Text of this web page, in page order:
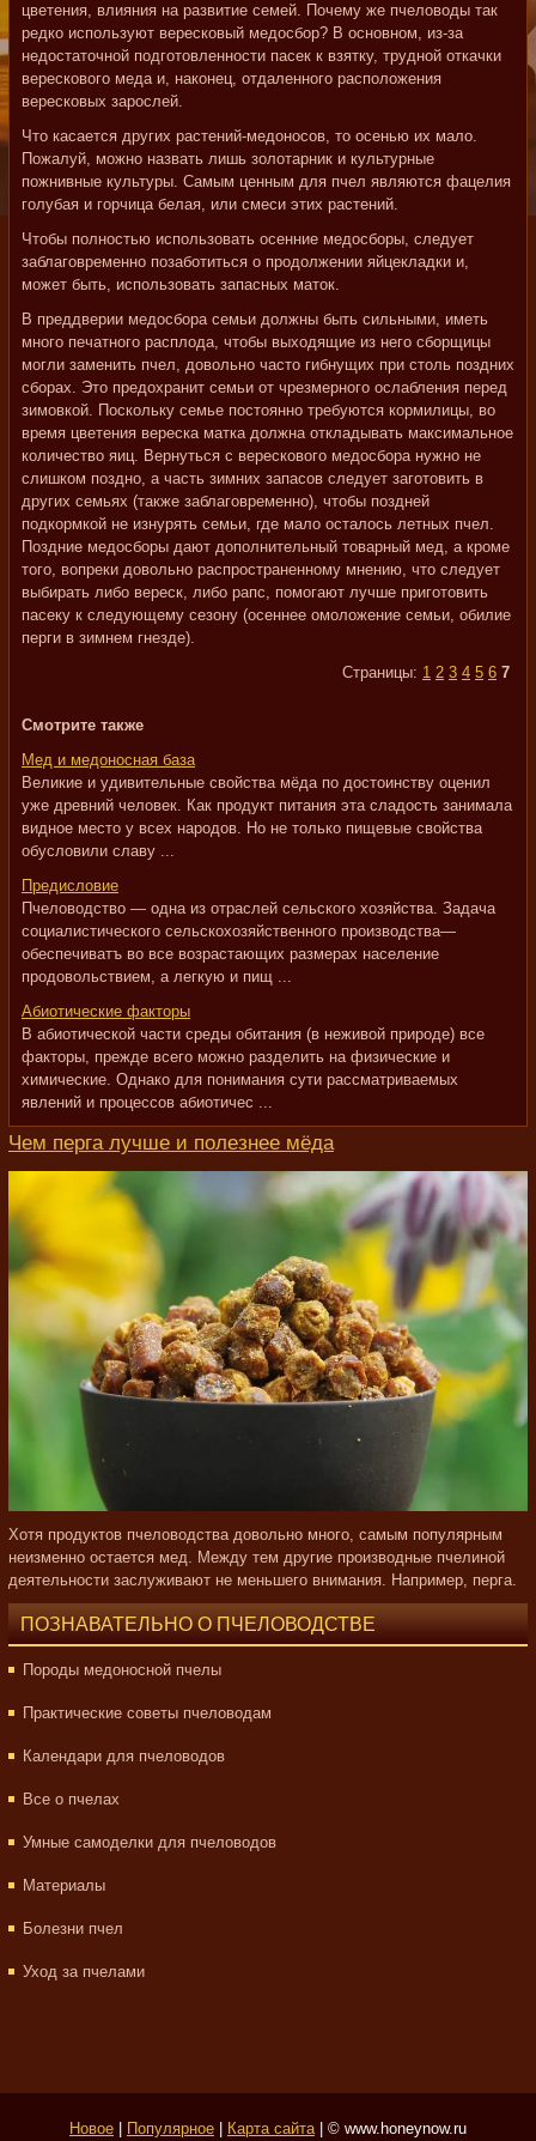
цветения, влияния на развитие семей. Почему же пчеловоды так
редко используют вересковый медосбор? В основном, из-за
недостаточной подготовленности пасек к взятку, трудной откачки
верескового меда и, наконец, отдаленного расположения
вересковых зарослей.
Что касается других растений-медоносов, то осенью их мало.
Пожалуй, можно назвать лишь золотарник и культурные
пожнивные культуры. Самым ценным для пчел являются фацелия
голубая и горчица белая, или смеси этих растений.
Чтобы полностью использовать осенние медосборы, следует
заблаговременно позаботиться о продолжении яйцекладки и,
может быть, использовать запасных маток.
В преддверии медосбора семьи должны быть сильными, иметь
много печатного расплода, чтобы выходящие из него сборщицы
могли заменить пчел, довольно часто гибнущих при столь поздних
сборах. Это предохранит семьи от чрезмерного ослабления перед
зимовкой. Поскольку семье постоянно требуются кормилицы, во
время цветения вереска матка должна откладывать максимальное
количество яиц. Вернуться с верескового медосбора нужно не
слишком поздно, а часть зимних запасов следует заготовить в
других семьях (также заблаговременно), чтобы поздней
подкормкой не изнурять семьи, где мало осталось летных пчел.
Поздние медосборы дают дополнительный товарный мед, а кроме
того, вопреки довольно распространенному мнению, что следует
выбирать либо вереск, либо рапс, помогают лучше приготовить
пасеку к следующему сезону (осеннее омоложение семьи, обилие
перги в зимнем гнезде).
Страницы: 1 2 3 4 5 6 7
Смотрите также
Мед и медоносная база
Великие и удивительные свойства мёда по достоинству оценил
уже древний человек. Как продукт питания эта сладость занимала
видное место у всех народов. Но не только пищевые свойства
обусловили славу ...
Предисловие
Пчеловодство — одна из отраслей сельского хозяйства. Задача
социалистического сельскохозяйственного производства—
обеспечиватъ во все возрастающих размерах население
продовольствием, а легкую и пищ ...
Абиотические факторы
В абиотической части среды обитания (в неживой природе) все
факторы, прежде всего можно разделить на физические и
химические. Однако для понимания сути рассматриваемых
явлений и процессов абиотичес ...
Чем перга лучше и полезнее мёда
Хотя продуктов пчеловодства довольно много, самым популярным
неизменно остается мед. Между тем другие производные пчелиной
деятельности заслуживают не меньшего внимания. Например, перга.
ПОЗНАВАТЕЛЬНО О ПЧЕЛОВОДСТВЕ
Породы медоносной пчелы
Практические советы пчеловодам
Календари для пчеловодов
Все о пчелах
Умные самоделки для пчеловодов
Материалы
Болезни пчел
Уход за пчелами
Новое Популярное Карта сайта| © www.honeynow.ru